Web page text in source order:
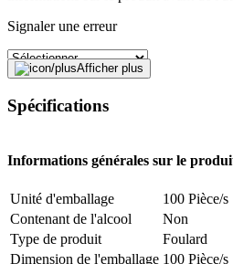
Signaler une erreur
Signaler des données erronées
Mentions de
danger
H412: Nocif pour les
entraîne des effets à long
Afficher plus
Spécifications
Informations générales sur le
Unité d'emballage
100 Pièce/s
Contenant de l'alcool
Non
Type de produit
Foulard
Dimension de l'emballage 100 Pièce/s